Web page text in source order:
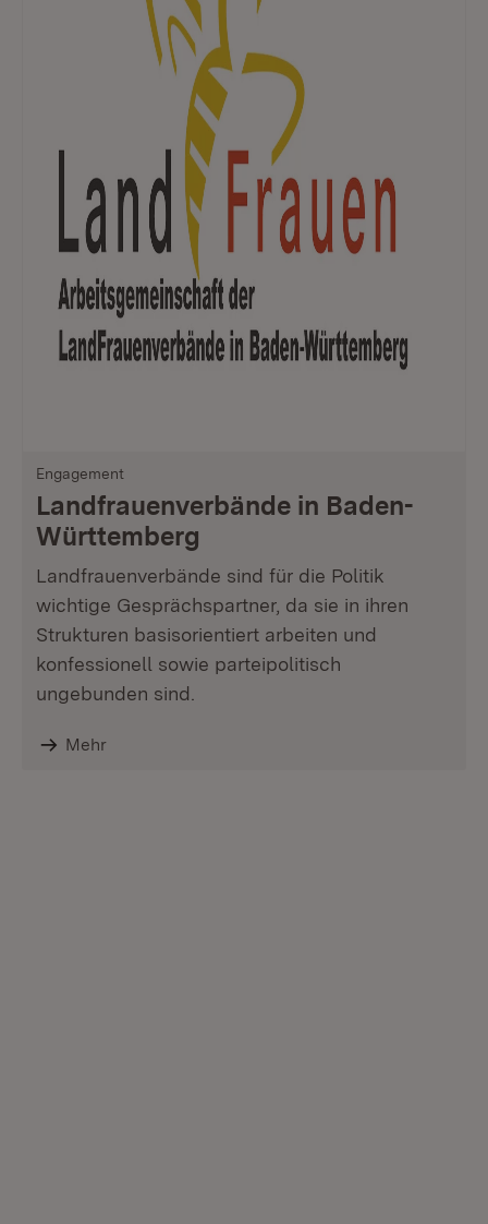
Engagement
Landfrauenverbände in Baden-
Württemberg
Landfrauenverbände sind für die Politik
wichtige Gesprächspartner, da sie in ihren
Strukturen basisorientiert arbeiten und
konfessionell sowie parteipolitisch
ungebunden sind.
Mehr